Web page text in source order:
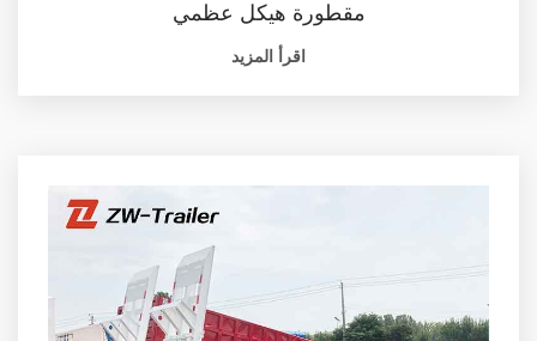
مقطورة هيكل عظمي
اقرأ المزيد